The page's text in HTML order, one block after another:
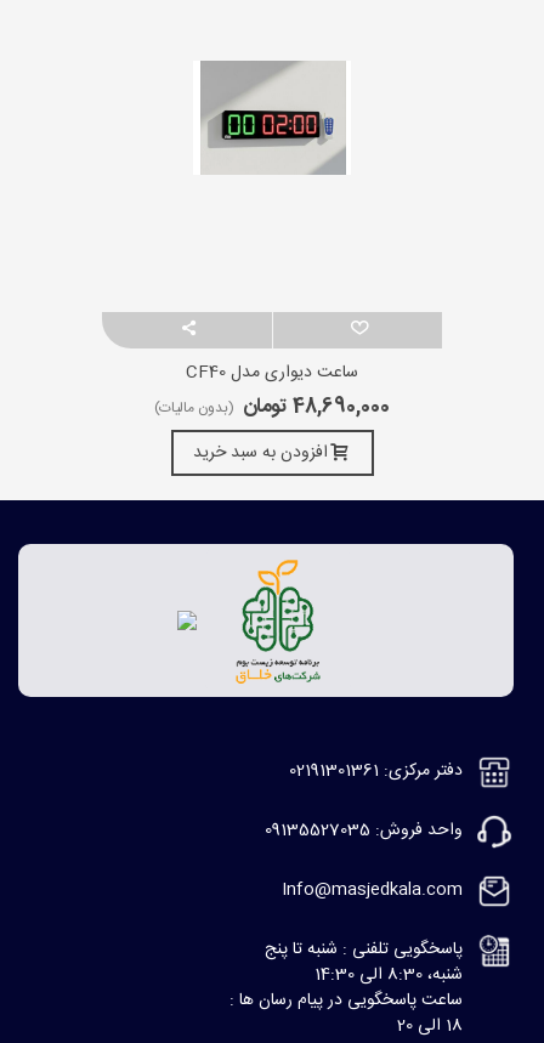
ساعت دیواری مدل CF40
48,690,000 تومان (بدون مالیات)
افزودن به سبد خرید
دفتر مرکزی: 02191301361
واحد فروش: 09135527035
Info@masjedkala.com
پاسخگویی تلفنی : شنبه تا پنج
شنبه، 8:30 الی 14:30
ساعت پاسخگویی در پیام رسان ها :
18 الی 20